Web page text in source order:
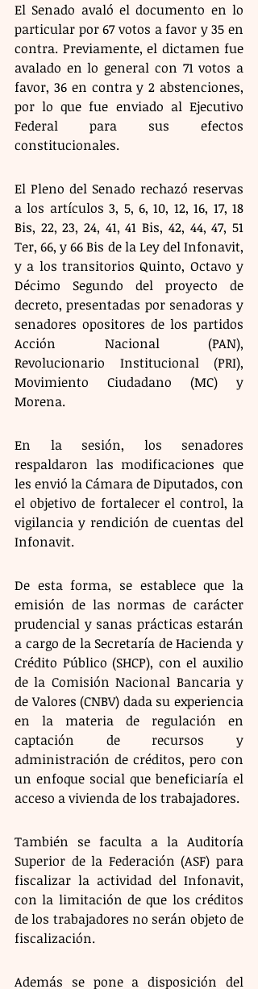
El Senado avaló el documento en lo
particular por 67 votos a favor y 35 en
contra. Previamente, el dictamen fue
avalado en lo general con 71 votos a
favor, 36 en contra y 2 abstenciones,
por lo que fue enviado al Ejecutivo
Federal para sus efectos
constitucionales.
El Pleno del Senado rechazó reservas
a los artículos 3, 5, 6, 10, 12, 16, 17, 18
Bis, 22, 23, 24, 41, 41 Bis, 42, 44, 47, 51
Ter, 66, y 66 Bis de la Ley del Infonavit,
y a los transitorios Quinto, Octavo y
Décimo Segundo del proyecto de
decreto, presentadas por senadoras y
senadores opositores de los partidos
Acción Nacional (PAN),
Revolucionario Institucional (PRI),
Movimiento Ciudadano (MC) y
Morena.
En la sesión, los senadores
respaldaron las modificaciones que
les envió la Cámara de Diputados, con
el objetivo de fortalecer el control, la
vigilancia y rendición de cuentas del
Infonavit.
De esta forma, se establece que la
emisión de las normas de carácter
prudencial y sanas prácticas estarán
a cargo de la Secretaría de Hacienda y
Crédito Público (SHCP), con el auxilio
de la Comisión Nacional Bancaria y
de Valores (CNBV) dada su experiencia
en la materia de regulación en
captación de recursos y
administración de créditos, pero con
un enfoque social que beneficiaría el
acceso a vivienda de los trabajadores.
También se faculta a la Auditoría
Superior de la Federación (ASF) para
fiscalizar la actividad del Infonavit,
con la limitación de que los créditos
de los trabajadores no serán objeto de
fiscalización.
Además se pone a disposición del